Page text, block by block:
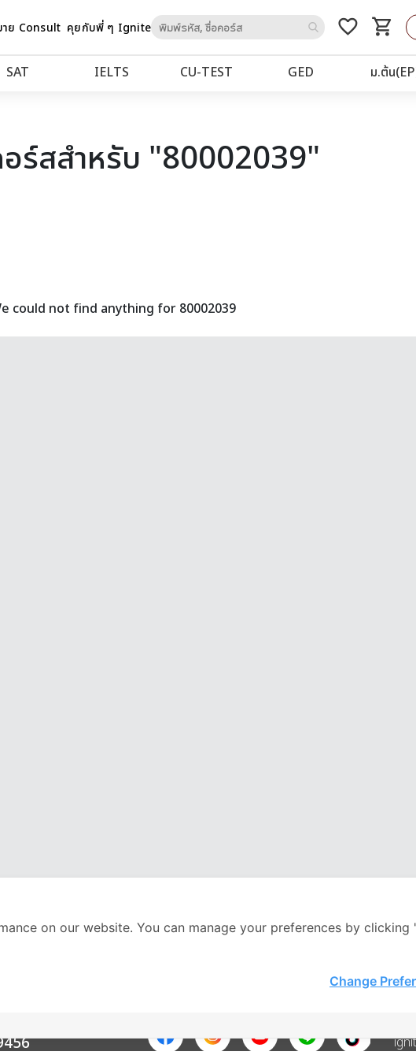
ย Consult คุยกับพี่ ๆ Igniteto
favorite_border shopping_cart
รถเข็น
SAT IELTS CU‑TEST GED ม.ต้น
ร์สสำหรับ "80002039"
could not find anything for 80002039
บ
on our website. You can manage your preferences by clicking
Change